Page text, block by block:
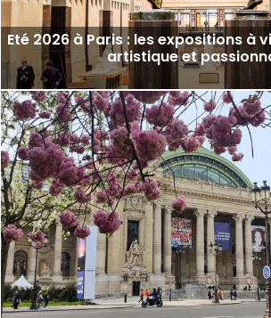
Eté 2026 à Paris : les expositions à
artistique et